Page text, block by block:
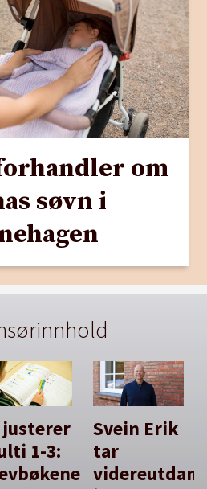
om
søvn i
justerer
1-3:
Svein Erik
tar